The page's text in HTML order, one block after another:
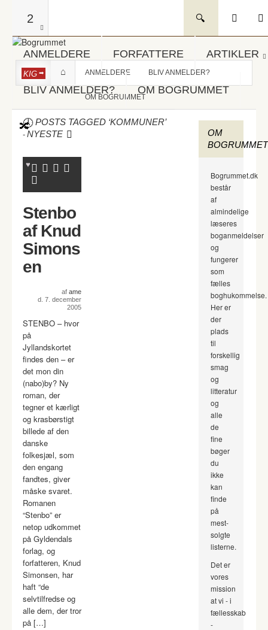
2
ANMELDERE FORFATTERE ARTIKLER
BLIV ANMELDER? OM BOGRUMMET
KIG ANMELDERE BLIV ANMELDER?
OM BOGRUMMET
POSTS TAGGED ‘KOMMUNER’
-NYESTE
Stenbo
af Knud
Simons
en
af ame
d. 7. december
2005
STENBO – hvor
på
Jyllandskortet
findes den – er
det mon din
(nabo)by? Ny
roman, der
tegner et kærligt
og krasbørstigt
billede af den
danske
folkesjæl, som
den engang
fandtes, giver
måske svaret.
Romanen
“Stenbo” er
netop udkommet
på Gyldendals
forlag, og
forfatteren, Knud
Simonsen, har
haft “de
selvtilfredse og
alle dem, der tror
på […]
OM
BOGRUMMET
Bogrummet.dk
består
af
almindelige
læseres
boganmeldelser
og
fungerer
som
fælles
boghukommelse.
Her er
der
plads
til
forskellig
smag
og
litteratur
og
alle
de
fine
bøger
du
ikke
kan
finde
på
mest-
solgte
listerne.
Det er
vores
mission
at vi - i
fællesskab
-